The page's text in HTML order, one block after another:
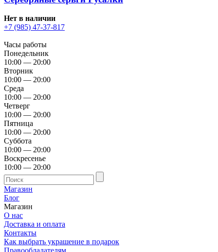
Нет в наличии
+7 (985) 47-37-817
Часы работы
Понедельник
10:00 — 20:00
Вторник
10:00 — 20:00
Среда
10:00 — 20:00
Четверг
10:00 — 20:00
Пятница
10:00 — 20:00
Суббота
10:00 — 20:00
Воскресенье
10:00 — 20:00
Магазин
Блог
Магазин
О нас
Доставка и оплата
Контакты
Как выбрать украшение в подарок
Правообладателям